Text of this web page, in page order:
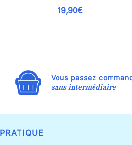
19,90€
Vous passez
sans intermédiaire
PRATIQUE